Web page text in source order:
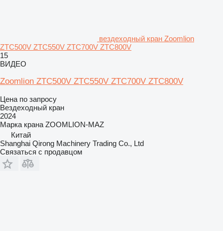
вездеходный кран Zoomlion
ZTC500V ZTC550V ZTC700V ZTC800V
15
ВИДЕО
Zoomlion ZTC500V ZTC550V ZTC700V ZTC800V
Цена по запросу
Вездеходный кран
2024
Марка крана ZOOMLION-MAZ
Китай
Shanghai Qirong Machinery Trading Co., Ltd
Связаться с продавцом